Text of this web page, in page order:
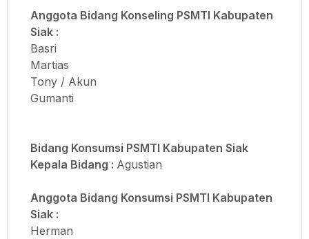
Anggota Bidang Konseling PSMTI Kabupaten
Siak :
Basri
Martias
Tony / Akun
Gumanti
Bidang Konsumsi PSMTI Kabupaten Siak
Kepala Bidang : Agustian
Anggota Bidang Konsumsi PSMTI Kabupaten
Siak :
Herman